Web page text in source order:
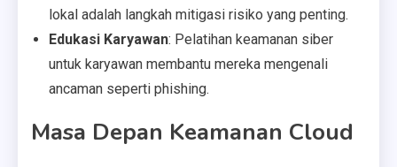
lokal adalah langkah mitigasi risiko yang penting.
Edukasi Karyawan: Pelatihan keamanan siber
untuk karyawan membantu mereka mengenali
ancaman seperti phishing.
Masa Depan Keamanan Cloud